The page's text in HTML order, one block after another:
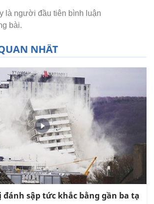
NHẤT
đánh sập tức khắc bằng gần ba tạ